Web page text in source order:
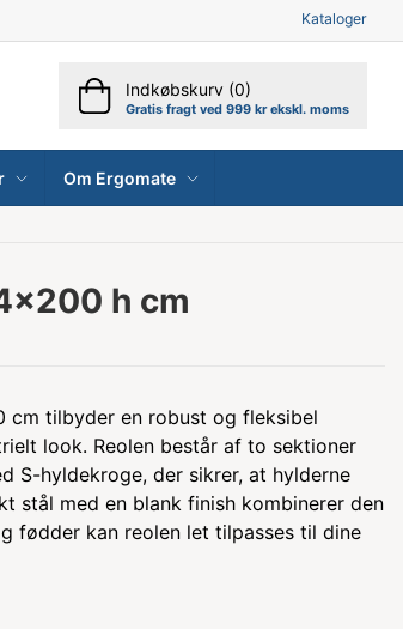
Kataloger
Indkøbskurv (0)
Gratis fragt ved 999 kr ekskl. moms
Om Ergomate
h cm
tilbyder en robust og fleksibel
look. Reolen består af to sektioner
S-hyldekroge, der sikrer, at hylderne
stål med en blank finish kombinerer den
fødder kan reolen let tilpasses til dine